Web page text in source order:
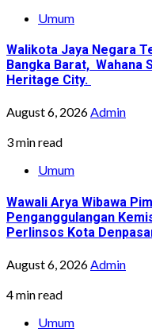
Umum
Walikota Jaya Negara
Bangka Barat, Wahana
Heritage City.
August 6, 2026Admin
3 min read
Umum
Wawali Arya Wibawa
Penganggulangan
Perlinsos Kota
August 6, 2026Admin
4 min read
Umum